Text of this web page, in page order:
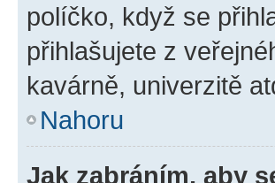
políčko, když se
přihlašujete z
kavárně, univerzitě
Nahoru
Jak zabráním, aby